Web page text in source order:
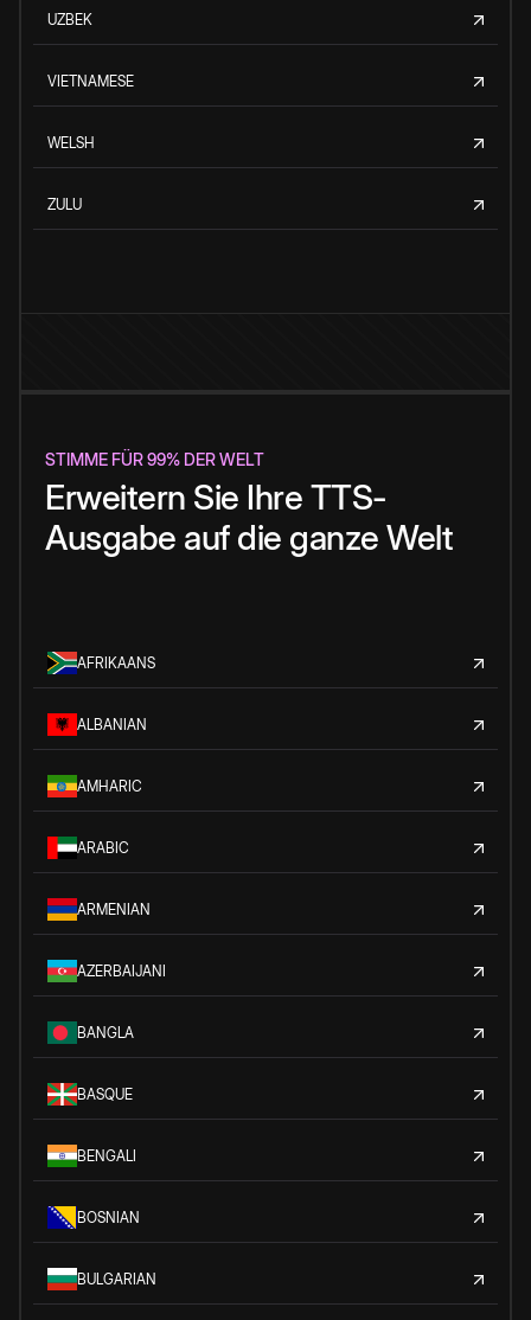
UZBEK
VIETNAMESE
WELSH
ZULU
STIMME FÜR 99% DER WELT
Erweitern Sie Ihre TTS-
Ausgabe auf die ganze Welt
AFRIKAANS
ALBANIAN
AMHARIC
ARABIC
ARMENIAN
AZERBAIJANI
BANGLA
BASQUE
BENGALI
BOSNIAN
BULGARIAN